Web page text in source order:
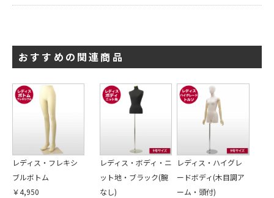
カートへ進む
おすすめの関連商品
レディス・フレキシ
ブルボトム
￥4,950
レディス・ボディ・ニ
ット地・ブラック(腕
なし)
レディス・ハイグレ
ードボディ(木目調ア
ーム・頭付)